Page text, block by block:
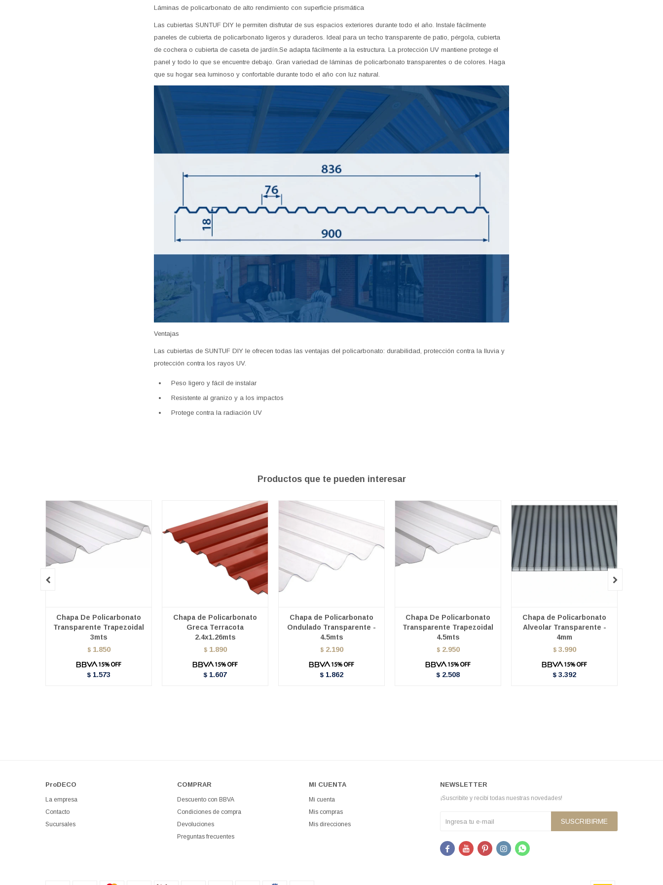
Láminas de policarbonato de alto rendimiento con superficie prismática
Las cubiertas SUNTUF DIY le permiten disfrutar de sus espacios exteriores durante todo el año. Instale fácilmente
paneles de cubierta de policarbonato ligeros y duraderos. Ideal para un techo transparente de patio, pérgola, cubierta
de cochera o cubierta de caseta de jardín.Se adapta fácilmente a la estructura. La protección UV mantiene protege el
panel y todo lo que se encuentre debajo. Gran variedad de láminas de policarbonato transparentes o de colores. Haga
que su hogar sea luminoso y confortable durante todo el año con luz natural.
Ventajas
Las cubiertas de SUNTUF DIY le ofrecen todas las ventajas del policarbonato: durabilidad, protección contra la lluvia y
protección contra los rayos UV.
Peso ligero y fácil de instalar
Resistente al granizo y a los impactos
Protege contra la radiación UV
Productos que te pueden interesar
Chapa De Policarbonato
Transparente Trapezoidal
3mts
$ 1.850
$ 1.573
Chapa de Policarbonato
Greca Terracota
2.4x1.26mts
$ 1.890
$ 1.607
Chapa de Policarbonato
Ondulado Transparente -
4.5mts
$ 2.190
$ 1.862
Chapa De Policarbonato
Transparente Trapezoidal
4.5mts
$ 2.950
$ 2.508
Chapa de Policarbonato
Alveolar Transparente -
4mm
$ 3.990
$ 3.392
 
ProDECO
La empresa
Contacto
Sucursales
COMPRAR
Descuento con BBVA
Condiciones de compra
Devoluciones
Preguntas frecuentes
MI CUENTA
Mi cuenta
Mis compras
Mis direcciones
NEWSLETTER
¡Suscribite y recibí todas nuestras novedades!
SUSCRIBIRME
    